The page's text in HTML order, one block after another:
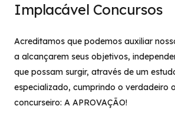
Implacável Concursos
Acreditamos que podemos auxiliar
a alcançarem seus objetivos,
que possam surgir, através de um
especializado, cumprindo o verdadeiro
concurseiro: A APROVAÇÃO!